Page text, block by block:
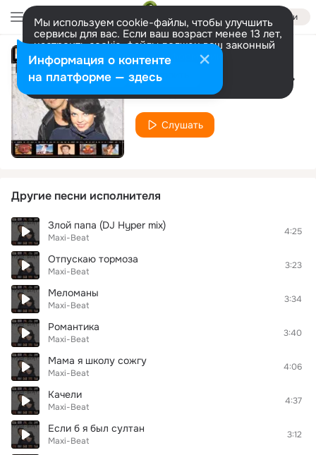
Войти
Мы используем cookie-файлы, чтобы улучшить
сервисы для вас. Если ваш возраст менее 13 лет,
настроить cookie-файлы должен ваш законный
представитель. Больше информации
Разрешить все Настроить У природы нет плохой погоды
Maxi-Beat
Слушать
Другие песни исполнителя
Злой папа (DJ Hyper mix)
Maxi-Beat
4:25
Отпускаю тормоза
Maxi-Beat
3:23
Меломаны
Maxi-Beat
3:34
Романтика
Maxi-Beat
3:40
Мама я школу сожгу
Maxi-Beat
4:06
Качели
Maxi-Beat
4:37
Если б я был султан
Maxi-Beat
3:12
Информация о контенте
на платформе — здесь